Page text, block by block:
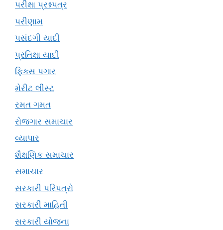
પરીક્ષા પ્રશ્નપત્ર
પરીણામ
પસંદગી યાદી
પ્રતિક્ષા યાદી
ફિક્સ પગાર
મેરીટ લીસ્ટ
રમત ગમત
રોજગાર સમાચાર
વ્યાપાર
શૈક્ષણિક સમાચાર
સમાચાર
સરકારી પરિપત્રો
સરકારી માહિતી
સરકારી યોજના